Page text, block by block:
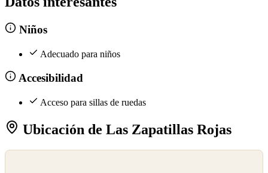
Niños
Adecuado para niños
Accesibilidad
Acceso para sillas de ruedas
Ubicación de Las Zapatillas Rojas